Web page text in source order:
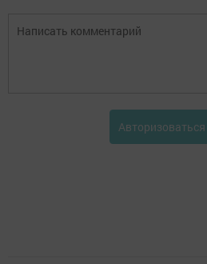
Авторизоваться